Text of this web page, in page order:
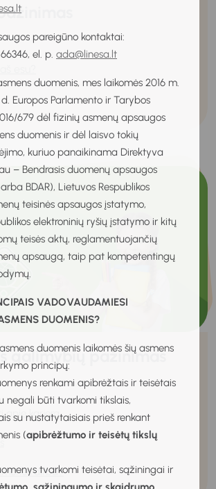
pareigūno kontaktai:
el. p. ada@linesa.lt
duomenis, mes laikomės 2016 m.
Europos Parlamento ir Tarybos
679 dėl fizinių asmenų apsaugos
duomenis ir dėl laisvo tokių
kuriuo panaikinama Direktyva
– Bendrasis duomenų apsaugos
BDAR), Lietuvos Respublikos
teisinės apsaugos įstatymo,
elektroninių ryšių įstatymo ir kitų
teisės aktų, reglamentuojančių
apsaugą, taip pat kompetentingų
VADOVAUDAMIESI
DUOMENIS?
duomenis laikomės šių asmens
principų:
renkami apibrėžtais ir teisėtais
negali būti tvarkomi tikslais,
su nustatytaisiais prieš renkant
(apibrėžtumo ir teisėtų tikslų
tvarkomi teisėtai, sąžiningai ir
galimybių pažinimas
apie karjerą
dirba?